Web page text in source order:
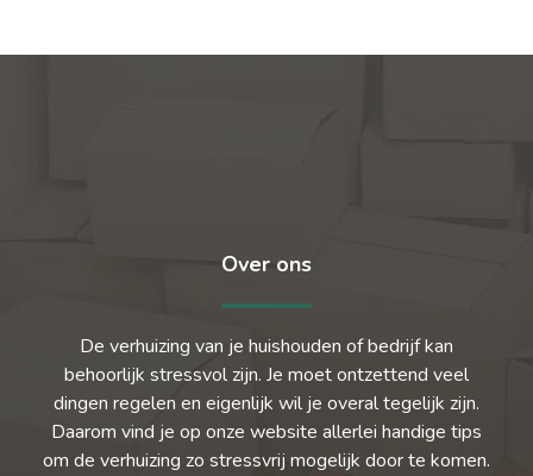
Over ons
De verhuizing van je huishouden of bedrijf kan
behoorlijk stressvol zijn. Je moet ontzettend veel
dingen regelen en eigenlijk wil je overal tegelijk zijn.
Daarom vind je op onze website allerlei handige tips
om de verhuizing zo stressvrij mogelijk door te komen.